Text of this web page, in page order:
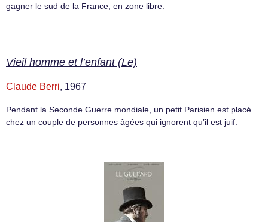
gagner le sud de la France, en zone libre.
Vieil homme et l’enfant (Le)
Claude Berri, 1967
Pendant la Seconde Guerre mondiale, un petit Parisien est placé
chez un couple de personnes âgées qui ignorent qu’il est juif.